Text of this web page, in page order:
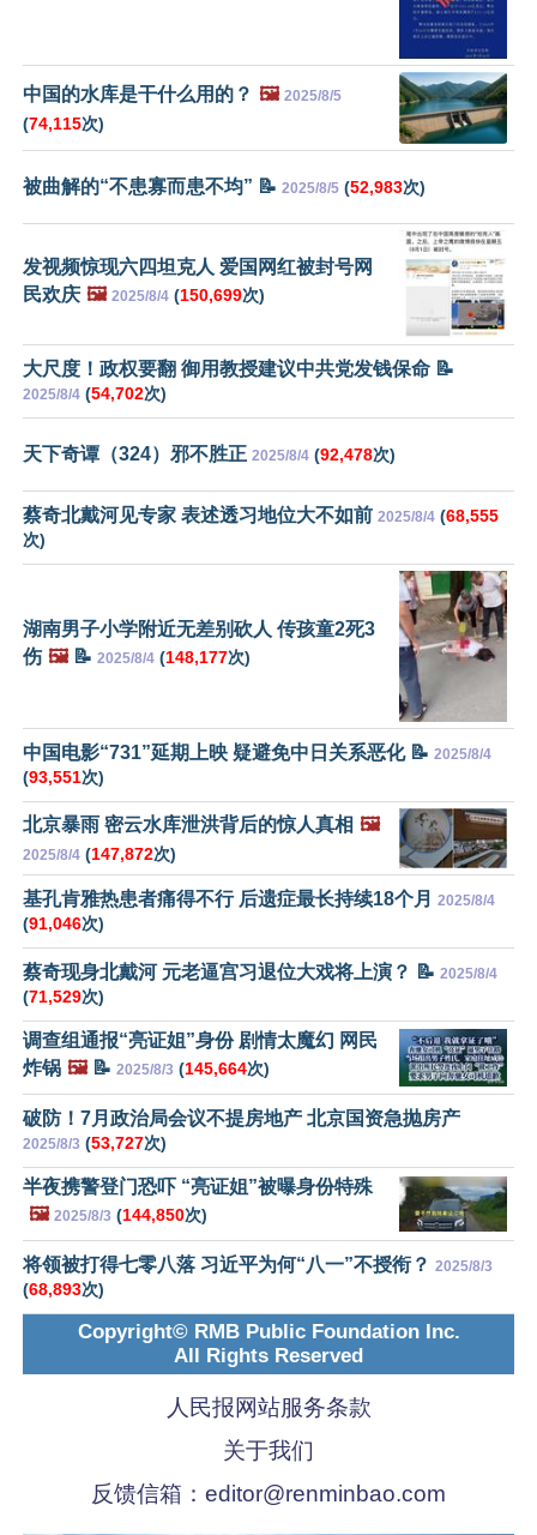
中国的水库是干什么用的？ 🖼️ 2025/8/5
(74,115次)
被曲解的“不患寡而患不均” 📝 2025/8/5 (52,983次)
发视频惊现六四坦克人 爱国网红被封号网
民欢庆 🖼️ 2025/8/4 (150,699次)
大尺度！政权要翻 御用教授建议中共党发钱保命 📝
2025/8/4 (54,702次)
天下奇谭（324）邪不胜正 2025/8/4 (92,478次)
蔡奇北戴河见专家 表述透习地位大不如前 2025/8/4 (68,555
次)
湖南男子小学附近无差别砍人 传孩童2死3
伤 🖼️📝 2025/8/4 (148,177次)
中国电影“731”延期上映 疑避免中日关系恶化 📝 2025/8/4
(93,551次)
北京暴雨 密云水库泄洪背后的惊人真相 🖼️
2025/8/4 (147,872次)
基孔肯雅热患者痛得不行 后遗症最长持续18个月 2025/8/4
(91,046次)
蔡奇现身北戴河 元老逼宫习退位大戏将上演？ 📝 2025/8/4
(71,529次)
调查组通报“亮证姐”身份 剧情太魔幻 网民
炸锅 🖼️📝 2025/8/3 (145,664次)
破防！7月政治局会议不提房地产 北京国资急抛房产
2025/8/3 (53,727次)
半夜携警登门恐吓 “亮证姐”被曝身份特殊
🖼️ 2025/8/3 (144,850次)
将领被打得七零八落 习近平为何“八一”不授衔？ 2025/8/3
(68,893次)
Copyright© RMB Public Foundation Inc.
All Rights Reserved
人民报网站服务条款
关于我们
反馈信箱： editor@renminbao.com